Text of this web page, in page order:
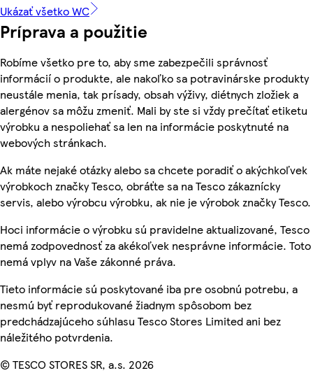
Ukázať všetko WC
Príprava a použitie
Robíme všetko pre to, aby sme zabezpečili správnosť
informácií o produkte, ale nakoľko sa potravinárske produkty
neustále menia, tak prísady, obsah výživy, diétnych zložiek a
alergénov sa môžu zmeniť. Mali by ste si vždy prečítať etiketu
výrobku a nespoliehať sa len na informácie poskytnuté na
webových stránkach.
Ak máte nejaké otázky alebo sa chcete poradiť o akýchkoľvek
výrobkoch značky Tesco, obráťte sa na Tesco zákaznícky
servis, alebo výrobcu výrobku, ak nie je výrobok značky Tesco.
Hoci informácie o výrobku sú pravidelne aktualizované, Tesco
nemá zodpovednosť za akékoľvek nesprávne informácie. Toto
nemá vplyv na Vaše zákonné práva.
Tieto informácie sú poskytované iba pre osobnú potrebu, a
nesmú byť reprodukované žiadnym spôsobom bez
predchádzajúceho súhlasu Tesco Stores Limited ani bez
náležitého potvrdenia.
© TESCO STORES SR, a.s. 2026